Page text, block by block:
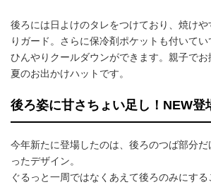
後ろには日よけのタレをつけており、焼け
りガード。さらに保冷剤ポケットも付いて
ひんやりクールダウンができます。親子で
夏のお出かけハットです。
後ろ姿に甘さちょい足し！NEW登
今年新たに登場したのは、後ろのつば部分だ
ったデザイン。
ぐるっと一周ではなくあえて後ろのみにす